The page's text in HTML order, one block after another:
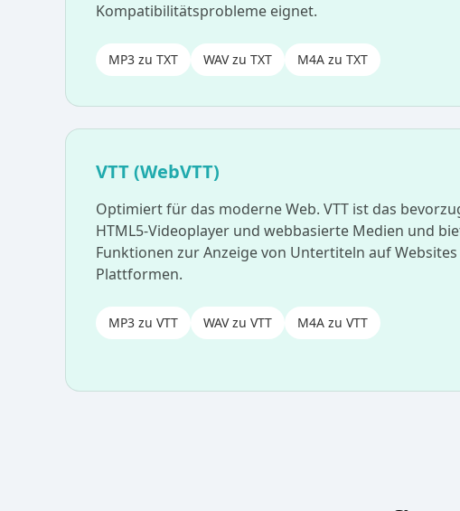
Kompatibilitätsprobleme eignet.
MP3 zu TXT WAV zu TXT M4A zu TXT
VTT (WebVTT)
Optimiert für das moderne Web. VTT ist das
HTML5-Videoplayer und webbasierte Medien und
Funktionen zur Anzeige von Untertiteln auf
Plattformen.
MP3 zu VTT WAV zu VTT M4A zu VTT